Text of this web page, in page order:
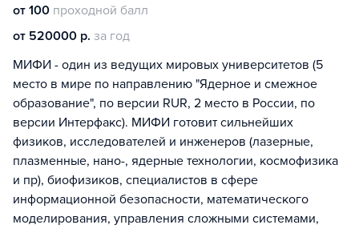
от 100 проходной балл
от 520000 р. за год
МИФИ - один из ведущих мировых университетов (5
место в мире по направлению "Ядерное и смежное
образование", по версии RUR, 2 место в России, по
версии Интерфакс). МИФИ готовит сильнейших
физиков, исследователей и инженеров (лазерные,
плазменные, нано-, ядерные технологии, космофизика
и пр), биофизиков, специалистов в сфере
информационной безопасности, математического
моделирования, управления сложными системами,